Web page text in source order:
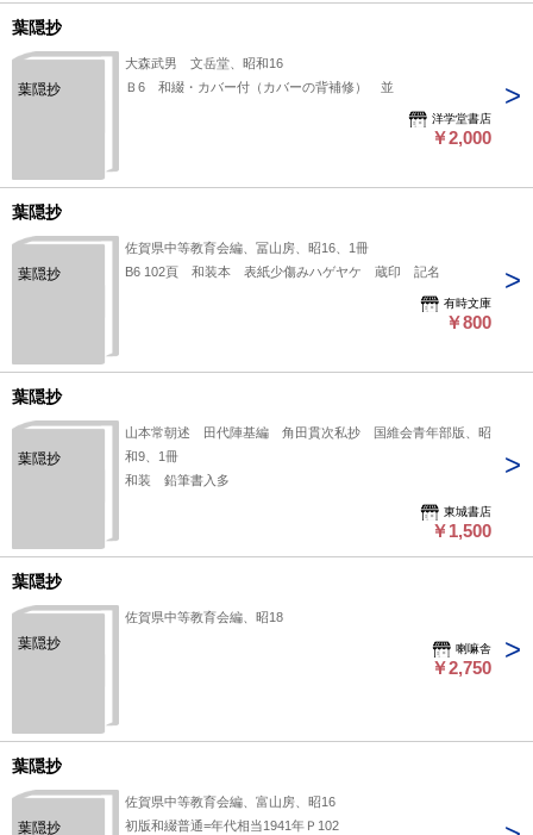
葉隠抄
葉隠抄
大森武男 文岳堂、昭和16
Ｂ6 和綴・カバー付（カバーの背補修） 並
洋学堂書店
￥2,000
葉隠抄
葉隠抄
佐賀県中等教育会編、冨山房、昭16、1冊
B6 102頁 和装本 表紙少傷みハゲヤケ 蔵印 記名
有時文庫
￥800
葉隠抄
葉隠抄
山本常朝述 田代陣基編 角田貫次私抄 国維会青年部版、昭
和9、1冊
和装 鉛筆書入多
東城書店
￥1,500
葉隠抄
葉隠抄
佐賀県中等教育会編、昭18
喇嘛舎
￥2,750
葉隠抄
葉隠抄
佐賀県中等教育会編、富山房、昭16
初版和綴普通=年代相当1941年Ｐ102